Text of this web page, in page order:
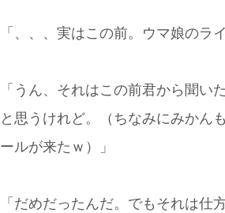
「、、、実はこの前。ウマ娘のラ
「うん、それはこの前君から聞い
と思うけれど。（ちなみにみかん
ールが来たｗ）」
「だめだったんだ。でもそれは